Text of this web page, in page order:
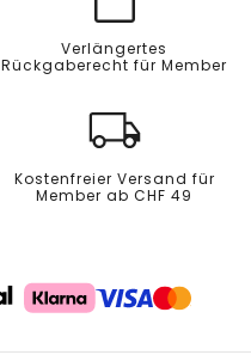
Verlängertes
Rückgaberecht für Member
Kostenfreier Versand für
Member ab CHF 49